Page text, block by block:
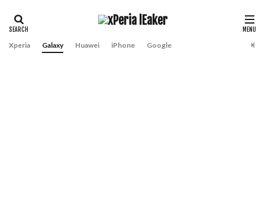
Xperia Galaxy Huawei iPhone Google